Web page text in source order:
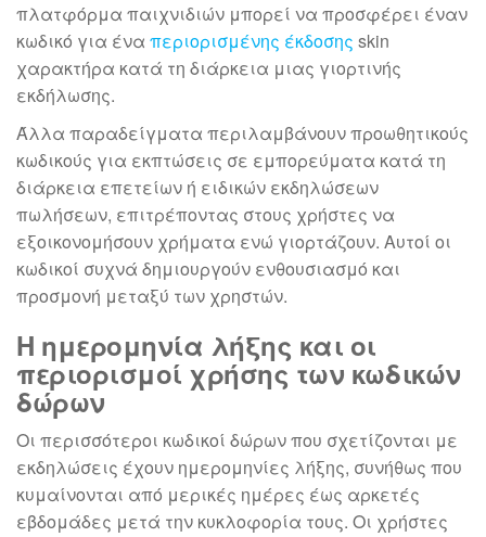
πλατφόρμα παιχνιδιών μπορεί να προσφέρει έναν
κωδικό για ένα περιορισμένης έκδοσης skin
χαρακτήρα κατά τη διάρκεια μιας γιορτινής
εκδήλωσης.
Άλλα παραδείγματα περιλαμβάνουν προωθητικούς
κωδικούς για εκπτώσεις σε εμπορεύματα κατά τη
διάρκεια επετείων ή ειδικών εκδηλώσεων
πωλήσεων, επιτρέποντας στους χρήστες να
εξοικονομήσουν χρήματα ενώ γιορτάζουν. Αυτοί οι
κωδικοί συχνά δημιουργούν ενθουσιασμό και
προσμονή μεταξύ των χρηστών.
Η ημερομηνία λήξης και οι
περιορισμοί χρήσης των κωδικών
δώρων
Οι περισσότεροι κωδικοί δώρων που σχετίζονται με
εκδηλώσεις έχουν ημερομηνίες λήξης, συνήθως που
κυμαίνονται από μερικές ημέρες έως αρκετές
εβδομάδες μετά την κυκλοφορία τους. Οι χρήστες